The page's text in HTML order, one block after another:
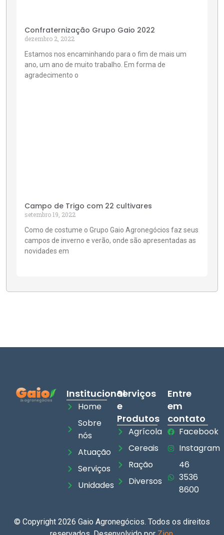
Confraternização Grupo Gaio 2022
dezembro 2, 2022
Estamos nos encaminhando para o fim de mais um
ano, um ano de muito trabalho. Em forma de
agradecimento o
Campo de Trigo com 22 cultivares
setembro 19, 2022
Como de costume o Grupo Gaio Agronegócios faz seus
campos de inverno e verão, onde são apresentadas as
novidades em
Institucional
Home
Sobre
nós
Atuação
Serviços
Unidades
Serviços
e
Produtos
Agrícola
Cereais
Ração
Diversos
Entre
em
contato
Facebook
Instagram
46
3536
8600
© Copyright 2026 Gaio Agronegócios. Todos os direitos